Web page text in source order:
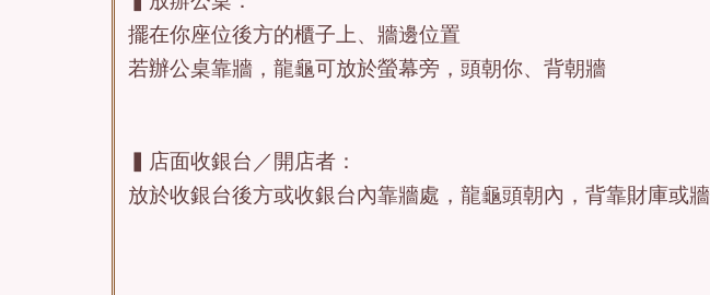
擺在你座位後方的櫃子上、牆邊位置
若辦公桌靠牆，龍龜可放於螢幕旁，頭朝你、背朝牆
▍店面收銀台／開店者：
放於收銀台後方或收銀台內靠牆處，龍龜頭朝內，背靠財庫或牆